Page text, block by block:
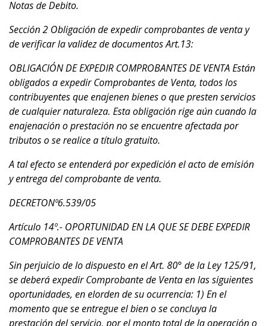
Notas de Debito.
Sección 2 Obligación de expedir comprobantes de venta y
de verificar la validez de documentos Art.13:
OBLIGACIÓN DE EXPEDIR COMPROBANTES DE VENTA Están
obligados a expedir Comprobantes de Venta, todos los
contribuyentes que enajenen bienes o que presten servicios
de cualquier naturaleza. Esta obligación rige aún cuando la
enajenación o prestación no se encuentre afectada por
tributos o se realice a título gratuito.
A tal efecto se entenderá por expedición el acto de emisión
y entrega del comprobante de venta.
DECRETONº6.539/05
Artículo 14º.- OPORTUNIDAD EN LA QUE SE DEBE EXPEDIR
COMPROBANTES DE VENTA
Sin perjuicio de lo dispuesto en el Art. 80° de la Ley 125/91,
se deberá expedir Comprobante de Venta en las siguientes
oportunidades, en elorden de su ocurrencia: 1) En el
momento que se entregue el bien o se concluya la
prestación del servicio, por el monto total de la operación o